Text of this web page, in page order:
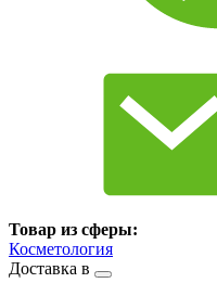
Товар из сферы:
Косметология
Доставка в